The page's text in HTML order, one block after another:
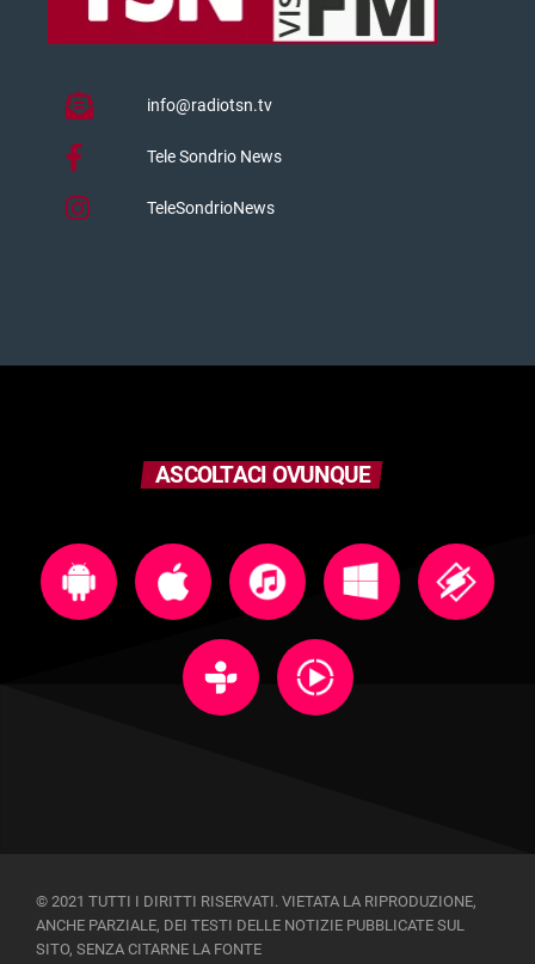
info@radiotsn.tv
Tele Sondrio News
TeleSondrioNews
ASCOLTACI OVUNQUE
© 2021 TUTTI I DIRITTI RISERVATI. VIETATA LA RIPRODUZIONE,
ANCHE PARZIALE, DEI TESTI DELLE NOTIZIE PUBBLICATE SUL
SITO, SENZA CITARNE LA FONTE